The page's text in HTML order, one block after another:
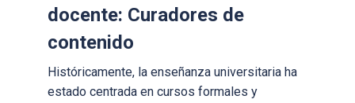
docente: Curadores de
contenido
Históricamente, la enseñanza universitaria ha
estado centrada en cursos formales y